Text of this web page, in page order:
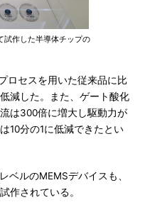
試作した半導体チップの
ロセスを用いた従来品に比
減した。また、ゲート酸化
は300倍に増大し駆動力が
10分の1に低減できたとい
ルのMEMSデバイスも、
作されている。